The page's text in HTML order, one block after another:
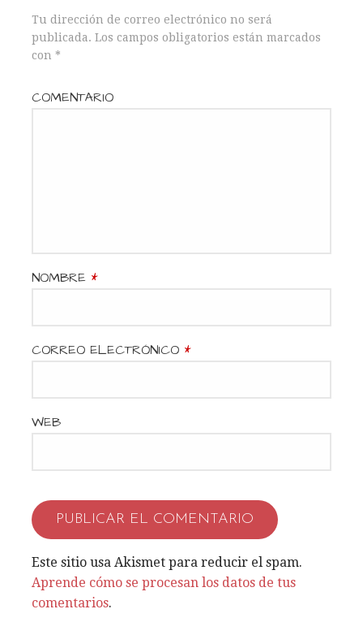
Tu dirección de correo electrónico no será
publicada. Los campos obligatorios están marcados
con *
COMENTARIO
NOMBRE *
CORREO ELECTRÓNICO *
WEB
Este sitio usa Akismet para reducir el spam.
Aprende cómo se procesan los datos de tus
comentarios.